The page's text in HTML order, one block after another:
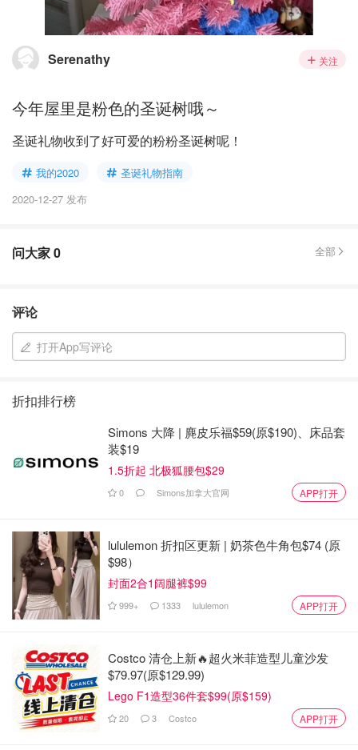
Serenathy 关注
今年屋里是粉色的圣诞树哦～
圣诞礼物收到了好可爱的粉粉圣诞树呢！
我的2020
圣诞礼物指南
2020-12-27 发布
问大家0 全部
评论
打开App写评论
折扣排行榜
Simons 大降 | 麂皮乐福$59(原$190)、床品套
装$19
1.5折起 北极狐腰包$29
0 Simons加拿大官网 APP打开
lululemon 折扣区更新 | 奶茶色牛角包$74 (原
$98）
封面2合1阔腿裤$99
999+ 1333 lululemon APP打开
Costco 清仓上新🔥超火米菲造型儿童沙发
$79.97(原$129.99)
Lego F1造型36件套$99(原$159)
20 3 Costco APP打开